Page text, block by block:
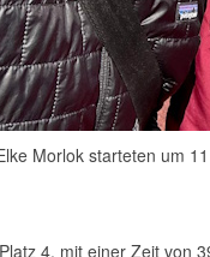
Morlok starteten um
4, mit einer Zeit von